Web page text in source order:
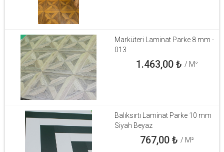
Marküteri Laminat Parke 8 mm -
013
1.463,00₺ / M²
Balıksırtı Laminat Parke 10 mm
Siyah Beyaz
767,00₺ / M²